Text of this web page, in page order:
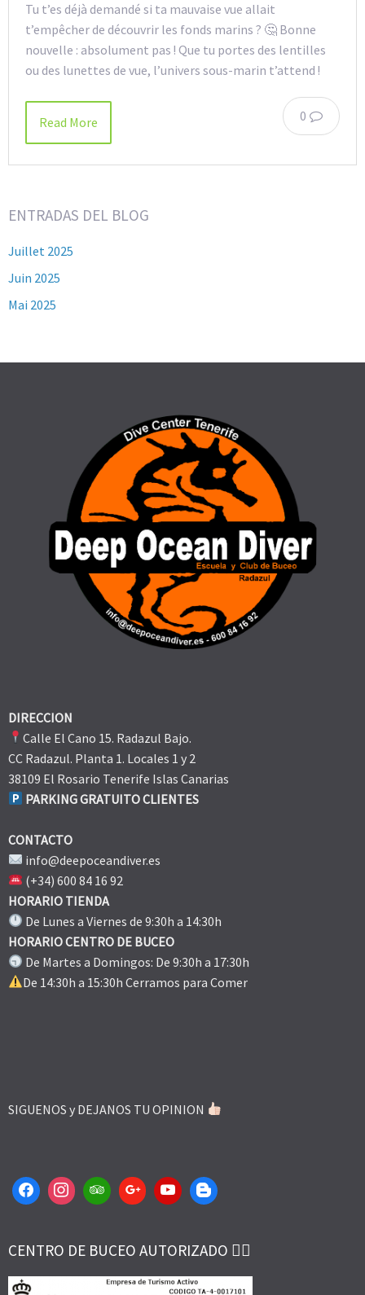
Tu t’es déjà demandé si ta mauvaise vue allait
t’empêcher de découvrir les fonds marins ? 🤔 Bonne
nouvelle : absolument pas ! Que tu portes des lentilles
ou des lunettes de vue, l’univers sous-marin t’attend !
0
Read More
ENTRADAS DEL BLOG
Juillet 2025
Juin 2025
Mai 2025
DIRECCION
Calle El Cano 15. Radazul Bajo.
CC Radazul. Planta 1. Locales 1 y 2
38109 El Rosario Tenerife Islas Canarias
PARKING GRATUITO CLIENTES
CONTACTO
info@deepoceandiver.es
(+34) 600 84 16 92
HORARIO TIENDA
De Lunes a Viernes de 9:30h a 14:30h
HORARIO CENTRO DE BUCEO
De Martes a Domingos: De 9:30h a 17:30h
De 14:30h a 15:30h Cerramos para Comer
SIGUENOS y DEJANOS TU OPINION
CENTRO DE BUCEO AUTORIZADO 👌🏻